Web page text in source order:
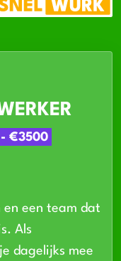
€3500
een team dat
Als
dagelijks mee